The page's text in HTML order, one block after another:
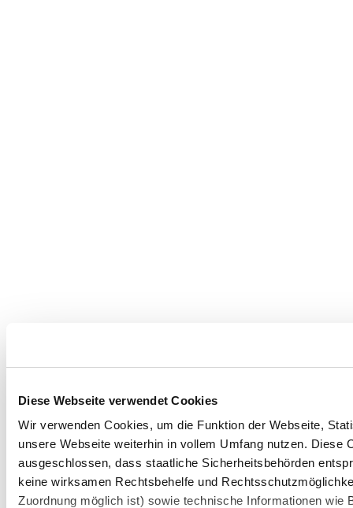
Diese Webseite verwendet Cookies
Wir verwenden Cookies, um die Funktion der Webseite,
unsere Webseite weiterhin in vollem Umfang nutzen.
ausgeschlossen, dass staatliche Sicherheitsbehörden
keine wirksamen Rechtsbehelfe und
Zuordnung möglich ist) sowie technische Informationen